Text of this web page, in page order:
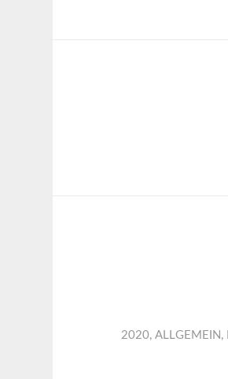
2020, ALLGEMEIN ,